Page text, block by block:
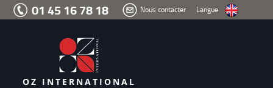
Aller
menu
recherche
01 45 16 78 18 Nous contacter Langue
OZ INTERNATIONAL